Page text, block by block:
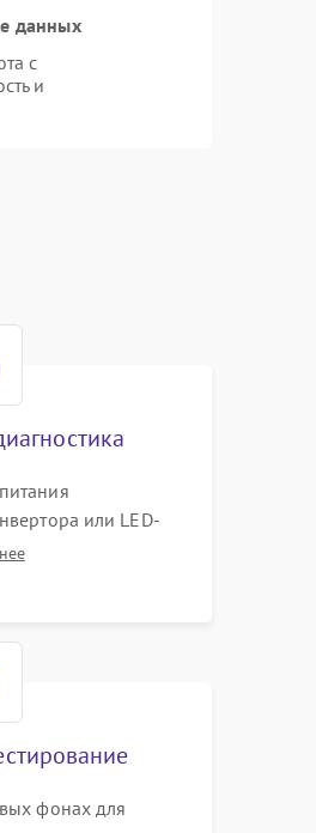
данных
с
и
или LED-
цепей
фонах для